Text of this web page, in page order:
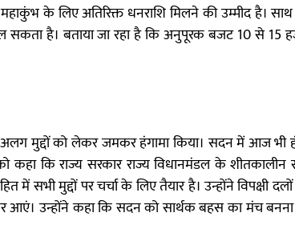
के लिए अतिरिक्त धनराशि मिलने की उम्मीद है। साथ
है। बताया जा रहा है कि अनुपूरक बजट 10 से 15
मुद्दों को लेकर जमकर हंगामा किया। सदन में आज भी
कहा कि राज्य सरकार राज्य विधानमंडल के शीतकालीन
में सभी मुद्दों पर चर्चा के लिए तैयार है। उन्होंने विपक्षी
आएं। उन्होंने कहा कि सदन को सार्थक बहस का मंच